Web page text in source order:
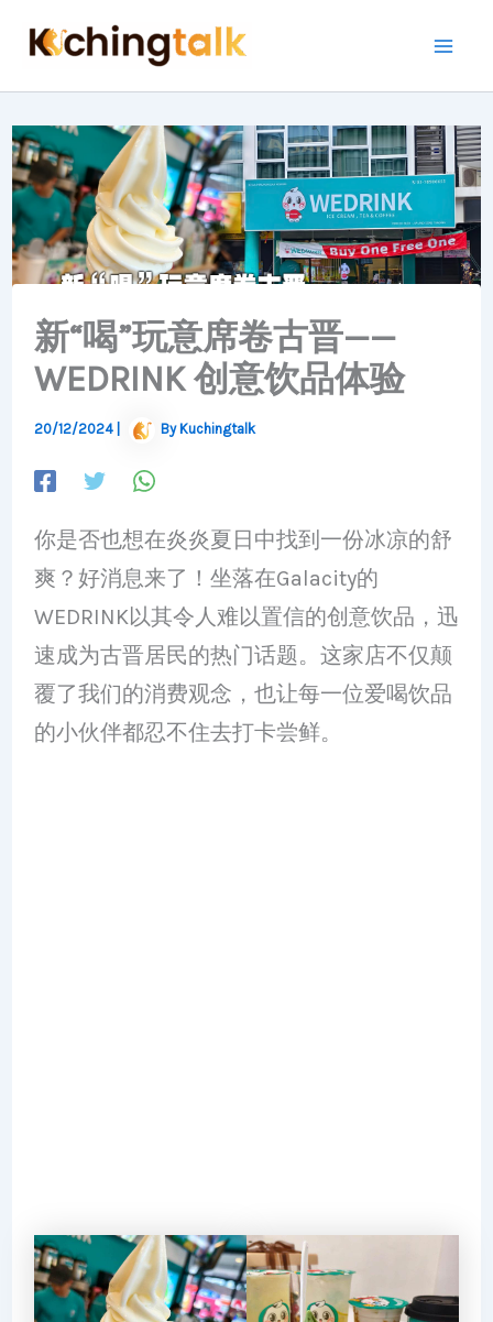
content
新“喝”玩意席卷古晋——
WEDRINK 创意饮品体验
20/12/2024 By Kuchingtalk
你是否也想在炎炎夏日中找到一份冰凉的舒
爽？好消息来了！坐落在Galacity的
WEDRINK以其令人难以置信的创意饮品，迅
速成为古晋居民的热门话题。这家店不仅颠
覆了我们的消费观念，也让每一位爱喝饮品
的小伙伴都忍不住去打卡尝鲜。